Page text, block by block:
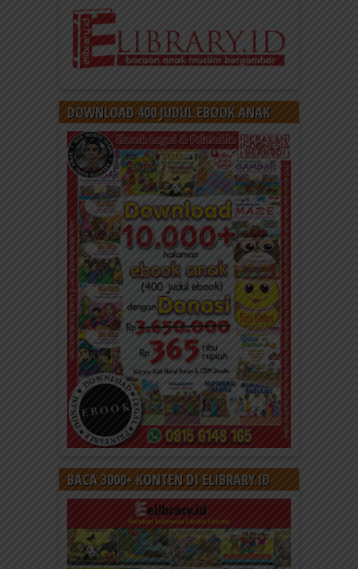
DOWNLOAD 400 JUDUL EBOOK ANAK
BACA 3000+ KONTEN DI ELIBRARY.ID